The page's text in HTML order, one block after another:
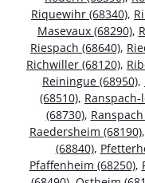
Riquewihr (68340),
Masevaux (68290),
Riespach (68640),
Richwiller (68120),
Reiningue (68950),
(68510), Ranspach-
(68730),
Raedersheim (68190),
(68840),
Pfaffenheim (68250),